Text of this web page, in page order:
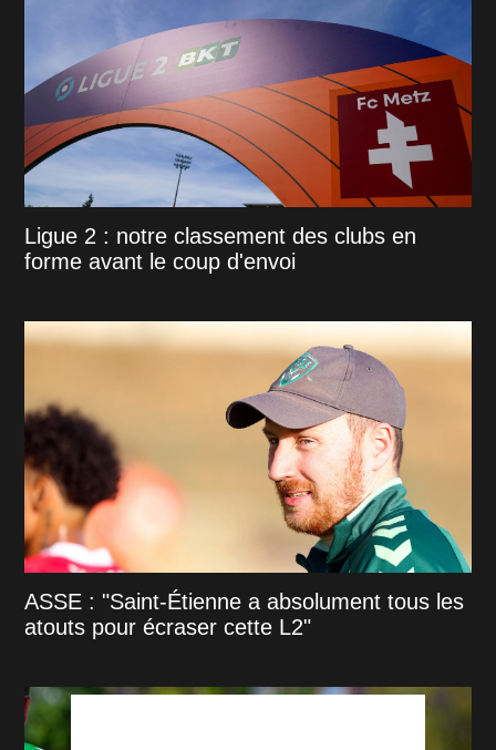
Ligue 2 : notre classement des clubs en
forme avant le coup d'envoi
ASSE : "Saint-Étienne a absolument tous les
atouts pour écraser cette L2"